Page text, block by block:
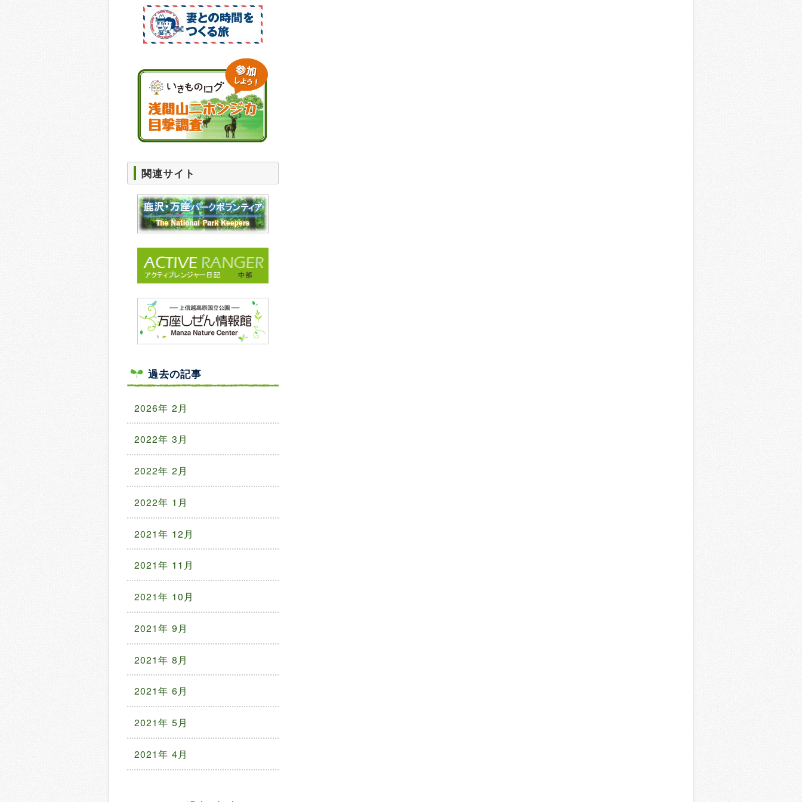
関連サイト
過去の記事
2026年 2月
2022年 3月
2022年 2月
2022年 1月
2021年 12月
2021年 11月
2021年 10月
2021年 9月
2021年 8月
2021年 6月
2021年 5月
2021年 4月